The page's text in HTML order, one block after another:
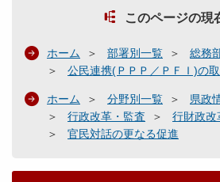
このページの現
ホーム 部署別一覧 総務
公民連携(ＰＰＰ／ＰＦＩ)の
ホーム 分野別一覧
県政
行政改革・監査
行財政改
官民対話の更なる促進